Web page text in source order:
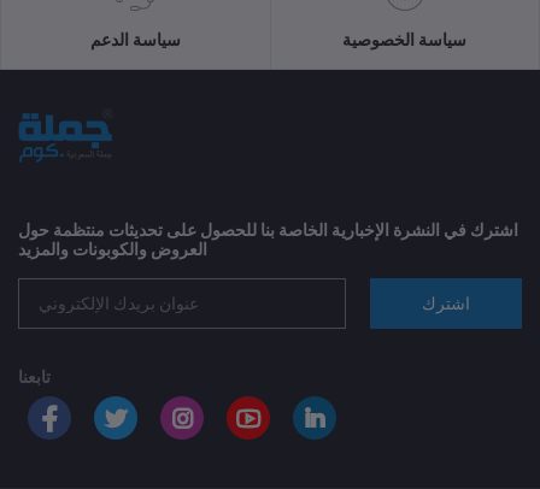
سياسة الدعم سياسة الخصوصية
اشترك في النشرة الإخبارية الخاصة بنا للحصول على تحديثات منتظمة حول
العروض والكوبونات والمزيد
اشترك
تابعنا